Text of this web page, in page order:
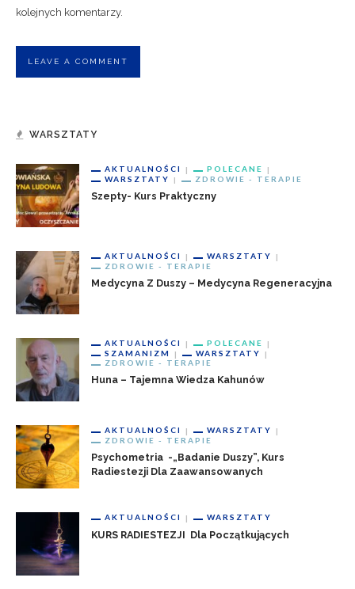
kolejnych komentarzy.
WARSZTATY
AKTUALNOŚCI
POLECANE
WARSZTATY
ZDROWIE - TERAPIE
Szepty- Kurs Praktyczny
AKTUALNOŚCI
WARSZTATY
ZDROWIE - TERAPIE
Medycyna Z Duszy – Medycyna Regeneracyjna
AKTUALNOŚCI
POLECANE
SZAMANIZM
WARSZTATY
ZDROWIE - TERAPIE
Huna – Tajemna Wiedza Kahunów
AKTUALNOŚCI
WARSZTATY
ZDROWIE - TERAPIE
Psychometria -„badanie Duszy”, Kurs
Radiestezji Dla Zaawansowanych
AKTUALNOŚCI WARSZTATY
KURS RADIESTEZJI Dla Początkujących